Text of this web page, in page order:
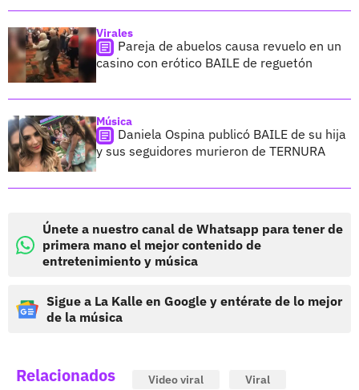
Virales
Pareja de abuelos causa revuelo en un
casino con erótico BAILE de reguetón
Música
Daniela Ospina publicó BAILE de su hija
y sus seguidores murieron de TERNURA
Únete a nuestro canal de Whatsapp para tener de
primera mano el mejor contenido de
entretenimiento y música
Sigue a La Kalle en Google y entérate de lo mejor
de la música
Relacionados Video viral Viral